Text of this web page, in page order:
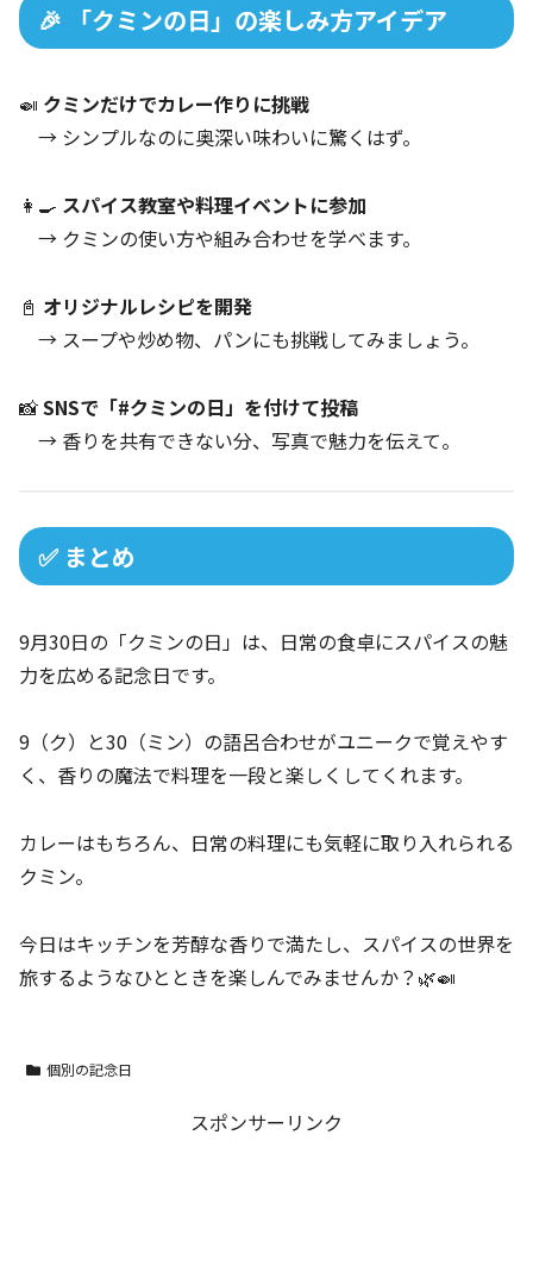
🎉 「クミンの日」の楽しみ方アイデア
🍛 クミンだけでカレー作りに挑戦
→ シンプルなのに奥深い味わいに驚くはず。
👩‍🍳 スパイス教室や料理イベントに参加
→ クミンの使い方や組み合わせを学べます。
📓 オリジナルレシピを開発
→ スープや炒め物、パンにも挑戦してみましょう。
📸SNSで「#クミンの日」を付けて投稿
→ 香りを共有できない分、写真で魅力を伝えて。
✅ まとめ
9月30日の「クミンの日」は、日常の食卓にスパイスの魅
力を広める記念日です。
9（ク）と30（ミン）の語呂合わせがユニークで覚えやす
く、香りの魔法で料理を一段と楽しくしてくれます。
カレーはもちろん、日常の料理にも気軽に取り入れられる
クミン。
今日はキッチンを芳醇な香りで満たし、スパイスの世界を
旅するようなひとときを楽しんでみませんか？🌿🍛
個別の記念日
スポンサーリンク